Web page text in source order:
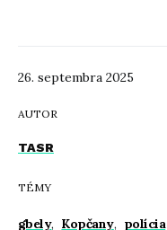
26. septembra 2025
AUTOR
TASR
TÉMY
gbely, Kopčany, polícia